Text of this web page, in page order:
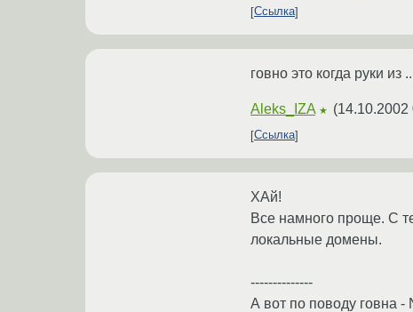
Ссылка
говно это когда руки
Aleks_IZA ★ (14.10.2002
Ссылка
ХАй!
Все намного проще. С
локальные домены.
--------------
А вот по поводу говна -